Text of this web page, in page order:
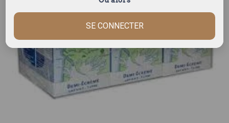
SE CONNECTER